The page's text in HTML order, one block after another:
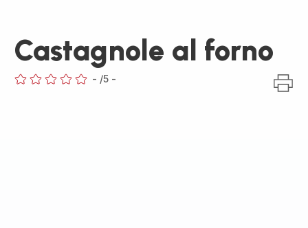
Castagnole al forno
- /5 -